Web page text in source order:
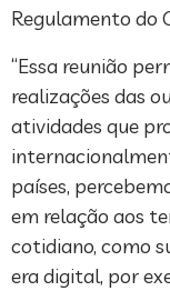
Regulamento do
“Essa reunião
realizações das
atividades que
países,
em relação aos
cotidiano, como
era digital, por